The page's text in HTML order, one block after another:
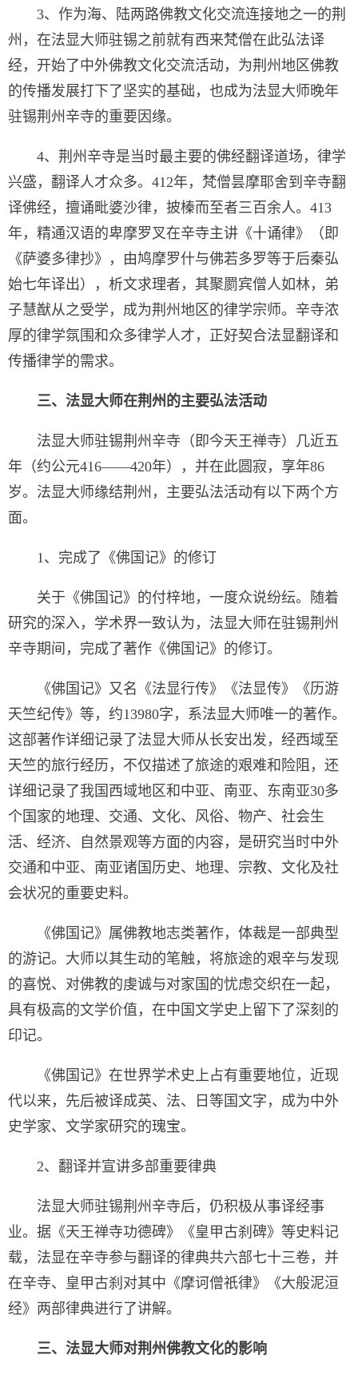
3、作为海、陆两路佛教文化交流连接地之一的荆
州，在法显大师驻锡之前就有西来梵僧在此弘法译
经，开始了中外佛教文化交流活动，为荆州地区佛教
的传播发展打下了坚实的基础，也成为法显大师晚年
驻锡荆州辛寺的重要因缘。
4、荆州辛寺是当时最主要的佛经翻译道场，律学
兴盛，翻译人才众多。412年，梵僧昙摩耶舍到辛寺翻
译佛经，擅诵毗婆沙律，披榛而至者三百余人。413
年，精通汉语的卑摩罗叉在辛寺主讲《十诵律》（即
《萨婆多律抄》，由鸠摩罗什与佛若多罗等于后秦弘
始七年译出），析文求理者，其聚罽宾僧人如林，弟
子慧猷从之受学，成为荆州地区的律学宗师。辛寺浓
厚的律学氛围和众多律学人才，正好契合法显翻译和
传播律学的需求。
三、法显大师在荆州的主要弘法活动
法显大师驻锡荆州辛寺（即今天王禅寺）几近五
年（约公元416——420年），并在此圆寂，享年86
岁。法显大师缘结荆州，主要弘法活动有以下两个方
面。
1、完成了《佛国记》的修订
关于《佛国记》的付梓地，一度众说纷纭。随着
研究的深入，学术界一致认为，法显大师在驻锡荆州
辛寺期间，完成了著作《佛国记》的修订。
《佛国记》又名《法显行传》《法显传》《历游
天竺纪传》等，约13980字，系法显大师唯一的著作。
这部著作详细记录了法显大师从长安出发，经西域至
天竺的旅行经历，不仅描述了旅途的艰难和险阻，还
详细记录了我国西域地区和中亚、南亚、东南亚30多
个国家的地理、交通、文化、风俗、物产、社会生
活、经济、自然景观等方面的内容，是研究当时中外
交通和中亚、南亚诸国历史、地理、宗教、文化及社
会状况的重要史料。
《佛国记》属佛教地志类著作，体裁是一部典型
的游记。大师以其生动的笔触，将旅途的艰辛与发现
的喜悦、对佛教的虔诚与对家国的忧虑交织在一起，
具有极高的文学价值，在中国文学史上留下了深刻的
印记。
《佛国记》在世界学术史上占有重要地位，近现
代以来，先后被译成英、法、日等国文字，成为中外
史学家、文学家研究的瑰宝。
2、翻译并宣讲多部重要律典
法显大师驻锡荆州辛寺后，仍积极从事译经事
业。据《天王禅寺功德碑》《皇甲古刹碑》等史料记
载，法显在辛寺参与翻译的律典共六部七十三卷，并
在辛寺、皇甲古刹对其中《摩诃僧祇律》《大般泥洹
经》两部律典进行了讲解。
三、法显大师对荆州佛教文化的影响